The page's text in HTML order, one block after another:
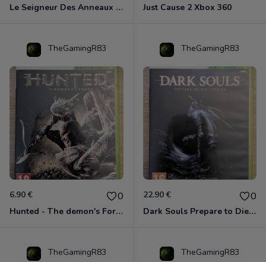
Le Seigneur Des Anneaux - L'âge Des Conquêtes Xbox 360 Just Cause 2 Xbox 360
TheGamingR83
6.90 € 0
Hunted - The demon's Forge Xbox 360 (Complet CIB)
TheGamingR83
22.90 € 0
Dark Souls Prepare to Die Edition XBOX 360
TheGamingR83 TheGamingR83